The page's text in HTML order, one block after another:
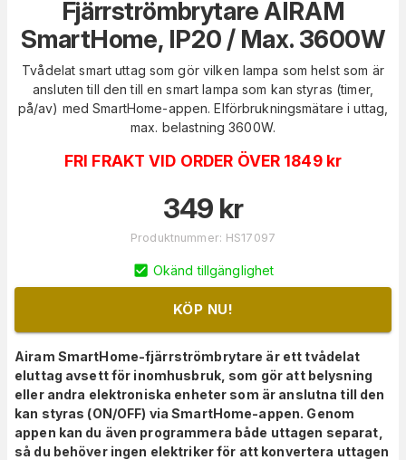
Fjärrströmbrytare AIRAM
SmartHome, IP20 / Max. 3600W
Tvådelat smart uttag som gör vilken lampa som helst som är
ansluten till den till en smart lampa som kan styras (timer,
på/av) med SmartHome-appen. Elförbrukningsmätare i uttag,
max. belastning 3600W.
FRI FRAKT VID ORDER ÖVER 1849 kr
349 kr
Produktnummer: HS17097
Okänd tillgänglighet
KÖP NU!
Airam SmartHome-fjärrströmbrytare är ett tvådelat
eluttag avsett för inomhusbruk, som gör att belysning
eller andra elektroniska enheter som är anslutna till den
kan styras (ON/OFF) via SmartHome-appen. Genom
appen kan du även programmera både uttagen separat,
så du behöver ingen elektriker för att konvertera uttagen